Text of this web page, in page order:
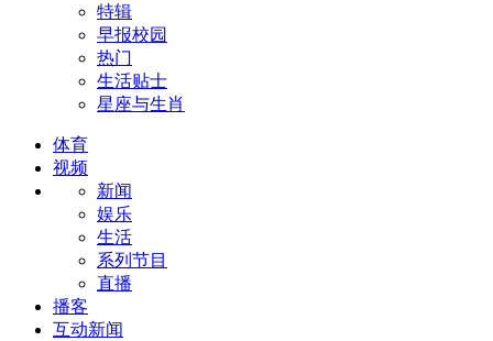
特辑
早报校园
热门
生活贴士
星座与生肖
体育
视频
新闻
娱乐
生活
系列节目
直播
播客
互动新闻